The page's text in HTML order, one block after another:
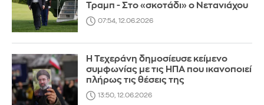
Τραμπ - Στο «σκοτάδι» ο Νετανιάχου
07:54, 12.06.2026
Η Τεχεράνη δημοσίευσε κείμενο
συμφωνίας με τις ΗΠΑ που ικανοποιεί
πλήρως τις θέσεις της
13:50, 12.06.2026